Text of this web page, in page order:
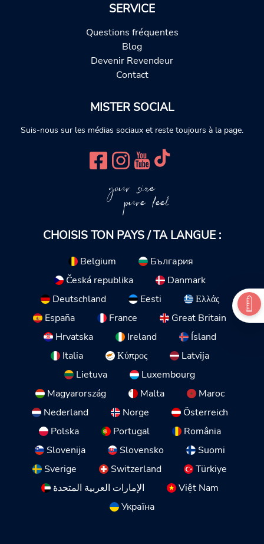
SERVICE
Questions fréquentes
Blog
Devenir Revendeur
Contact
MISTER SOCIAL
Suis-nous sur les médias sociaux et reste toujours à la page.
your size
pure feel
CHOISIS TON PAYS / TA LANGUE :
Belgium
България
Česká republika
Danmark
Deutschland
Eesti
Ελλάς
España
France
Great Britain
Hrvatska
Ireland
Ísland
Italia
Κύπρος
Latvija
Lietuva
Luxembourg
Magyarország
Malta
Maroc
Nederland
Norge
Österreich
Polska
Portugal
România
Slovenija
Slovensko
Suomi
Sverige
Switzerland
Türkiye
الإمارات العربية المتحدة
Việt Nam
Україна